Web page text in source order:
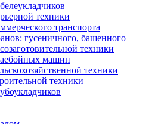
техники
транспорта
гусеничного, башенного
техники
машин
техники
техники